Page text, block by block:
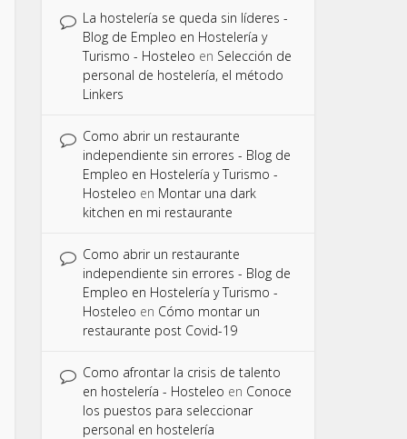
La hostelería se queda sin líderes -
Blog de Empleo en Hostelería y
Turismo - Hosteleo en Selección de
personal de hostelería, el método
Linkers
Como abrir un restaurante
independiente sin errores - Blog de
Empleo en Hostelería y Turismo -
Hosteleo en Montar una dark
kitchen en mi restaurante
Como abrir un restaurante
independiente sin errores - Blog de
Empleo en Hostelería y Turismo -
Hosteleo en Cómo montar un
restaurante post Covid-19
Como afrontar la crisis de talento
en hostelería - Hosteleo en Conoce
los puestos para seleccionar
personal en hostelería